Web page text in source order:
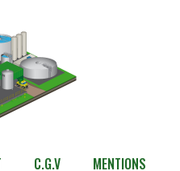
C.G.V MENTIONS